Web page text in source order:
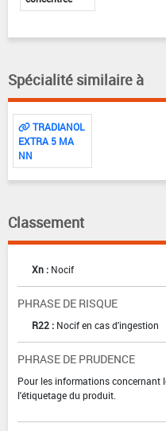
Spécialité similaire à
TRADIANOL
EXTRA 5 MA
NN
Classement
Xn : Nocif
PHRASE DE RISQUE
R22 : Nocif en cas d'ingestion
PHRASE DE PRUDENCE
Pour les informations concernant
l'étiquetage du produit.